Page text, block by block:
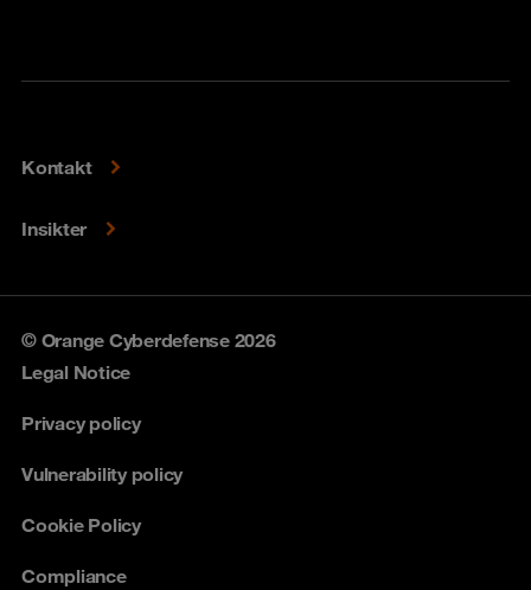
Kontakt
Insikter
© Orange Cyberdefense 2026
Legal Notice
Privacy policy
Vulnerability policy
Cookie Policy
Compliance